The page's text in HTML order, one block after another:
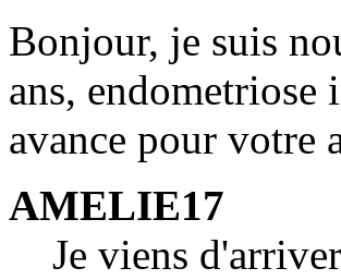
Bonjour, je suis
ans,
avance pour votre
AMELIE17
Je viens